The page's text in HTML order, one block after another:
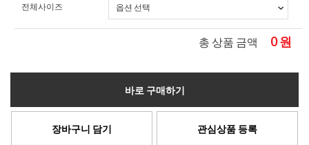
전체사이즈
총 상품 금액 0원
바로 구매하기
장바구니 담기 관심상품 등록